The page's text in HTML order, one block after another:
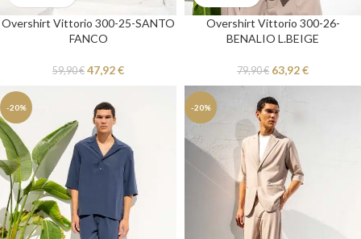
Overshirt Vittorio 300-25-SANTO
FANCO
59,90€ 47,92€
Overshirt Vittorio 300-26-
BENALIO L.BEIGE
79,90€ 63,92€
-20% -20%